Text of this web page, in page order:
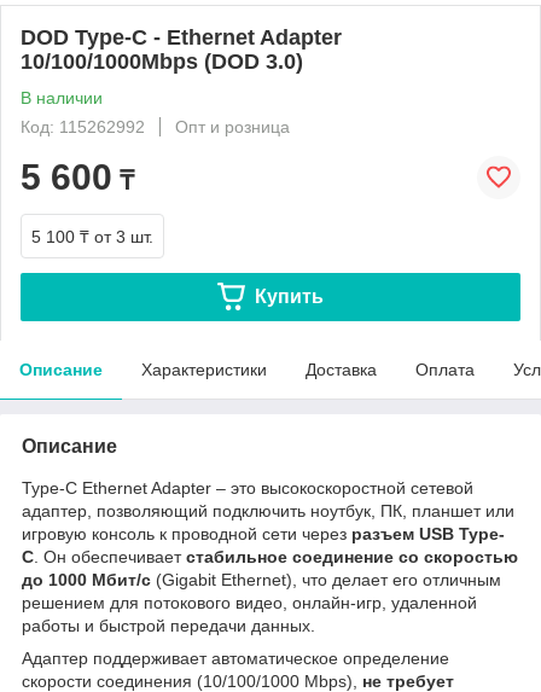
DOD Type-C - Ethernet Adapter
10/100/1000Mbps (DOD 3.0)
В наличии
Код: 115262992
Опт и розница
5 600 ₸
5 100 ₸ от 3 шт.
Купить
Описание Характеристики Доставка Оплата
Описание
Type-C Ethernet Adapter – это высокоскоростной сетевой
адаптер, позволяющий подключить ноутбук, ПК, планшет или
игровую консоль к проводной сети через разъем USB Type-
C . Он обеспечиваетстабильное соединение со скоростью
до 1000 Мбит/с (Gigabit Ethernet), что делает его отличным
решением для потокового видео, онлайн-игр, удаленной
работы и быстрой передачи данных.
Адаптер поддерживает автоматическое определение
скорости соединения (10/100/1000 Mbps), не требует